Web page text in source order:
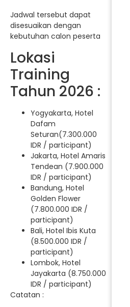
Jadwal tersebut dapat
disesuaikan dengan
kebutuhan calon peserta
Lokasi
Training
Tahun 2026 :
Yogyakarta, Hotel
Dafam
Seturan(7.300.000
IDR / participant)
Jakarta, Hotel Amaris
Tendean (7.900.000
IDR / participant)
Bandung, Hotel
Golden Flower
(7.800.000 IDR /
participant)
Bali, Hotel Ibis Kuta
(8.500.000 IDR /
participant)
Lombok, Hotel
Jayakarta (8.750.000
IDR / participant)
Catatan :